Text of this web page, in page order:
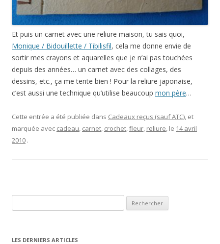
Et puis un carnet avec une reliure maison, tu sais quoi,
Monique / Bidouillette / Tibilisfil, cela me donne envie de
sortir mes crayons et aquarelles que je n’ai pas touchées
depuis des années… un carnet avec des collages, des
dessins, etc., ça me tente bien ! Pour la reliure japonaise,
c’est aussi une technique qu’utilise beaucoup mon père…
Cette entrée a été publiée dans Cadeaux reçus (sauf ATC), et
marquée avec cadeau, carnet, crochet,fleur, reliure, le 14 avril
2010 .
LES DERNIERS ARTICLES